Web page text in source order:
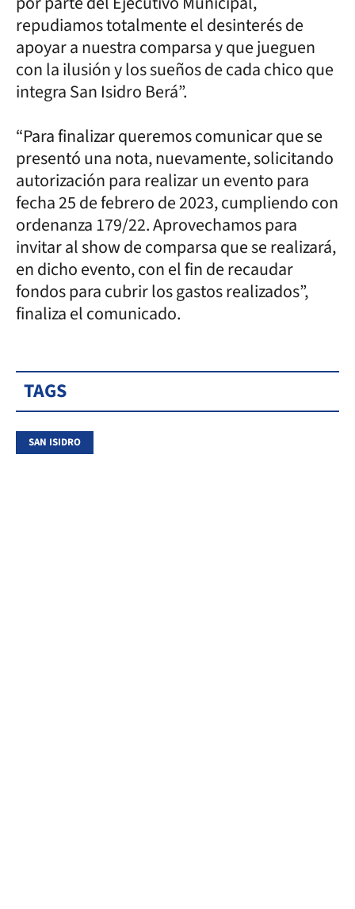
repudiamos totalmente el desinterés de
apoyar a nuestra comparsa y que jueguen
con la ilusión y los sueños de cada chico que
integra San Isidro Berá”.
“Para finalizar queremos comunicar que se
presentó una nota, nuevamente, solicitando
autorización para realizar un evento para
fecha 25 de febrero de 2023, cumpliendo con
ordenanza 179/22. Aprovechamos para
invitar al show de comparsa que se realizará,
en dicho evento, con el fin de recaudar
fondos para cubrir los gastos realizados”,
finaliza el comunicado.
TAGS
SAN ISIDRO